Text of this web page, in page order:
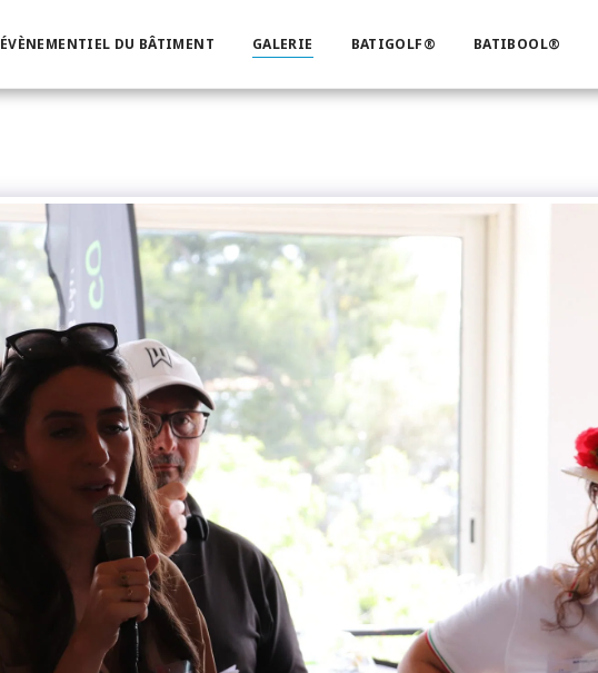
ÉVÈNEMENTIEL DU BÂTIMENT GALERIE BATIGOLF® BATIBOOL®